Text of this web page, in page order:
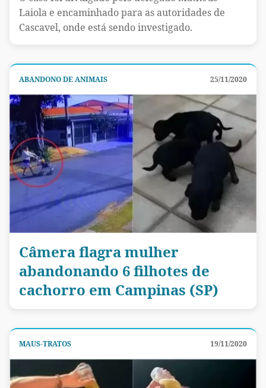
Laiola e encaminhado para as autoridades de
Cascavel, onde está sendo investigado.
ABANDONO DE ANIMAIS 25/11/2020
Câmera flagra mulher
abandonando 6 filhotes de
cachorro em Campinas (SP)
MAUS-TRATOS 19/11/2020